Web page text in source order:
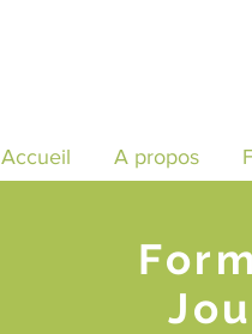
Accueil A propos